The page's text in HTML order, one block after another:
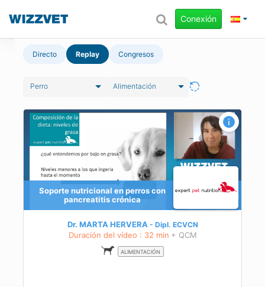
Conexión
Directo Replay Congresos
Perro Alimentación
Soporte nutricional en perros con
pancreatitis crónica
Dr. MARTA HERVERA Dipl. ECVCN
Duración del vídeo : 32 min + QCM
ALIMENTACIÓN